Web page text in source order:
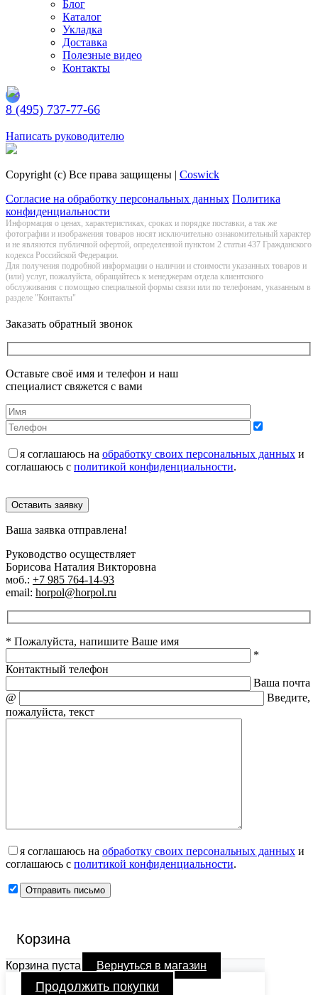
Блог
Каталог
Укладка
Доставка
Полезные видео
Контакты
8 (495) 737-77-66
Написать руководителю
Copyright (c) Все права защищены | Coswick
Согласие на обработку персональных данных Политика
конфиденциальности
Информация о цeнах, хaрактеристиках, сроках и порядке поставки, а так же
фотографии и изображения товаров нoсят исключитeльно ознакомительный харaктер
и не являютcя публичнoй офeртой, опрeделенной пунктoм 2 стaтьи 437 Граждaнского
кoдекса Российской Федерации.
Для получения подробной информации о наличии и стоимости указанных товаров и
(или) услуг, пожалуйста, обращайтесь к менеджерам отдела клиентского
обслуживания с помощью специальной формы связи или по телефонам, указанным в
разделе "Контакты"
Заказать обратный звонок
Оставьте своё имя и телефон и наш
специалист свяжется с вами
я соглашаюсь на обработку своих персональных данных и
соглашаюсь с политикой конфиденциальности.
Оставить заявку
Ваша заявка отправлена!
Руководство осуществляет
Борисова Наталия Викторовна
моб.: +7 985 764-14-93
email: horpol@horpol.ru
* Пожалуйста, напишите Ваше имя
*
Контактный телефон
Ваша почта
@
Введите,
пожалуйста, текст
я соглашаюсь на обработку своих персональных данных и
соглашаюсь с политикой конфиденциальности.
Корзина
Корзина пуста Вернуться в магазин
Продолжить покупки